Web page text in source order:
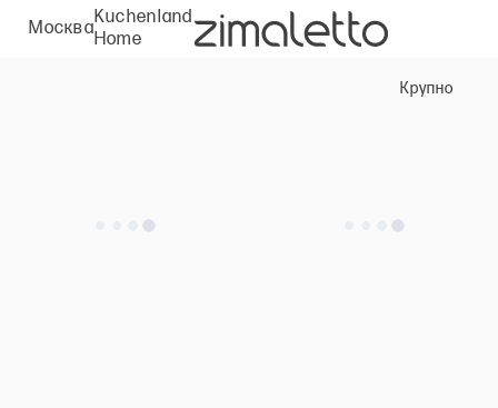
Москва
Kuchenland
Home
Крупно